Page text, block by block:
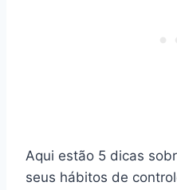
Aqui estão 5 dicas
seus hábitos de